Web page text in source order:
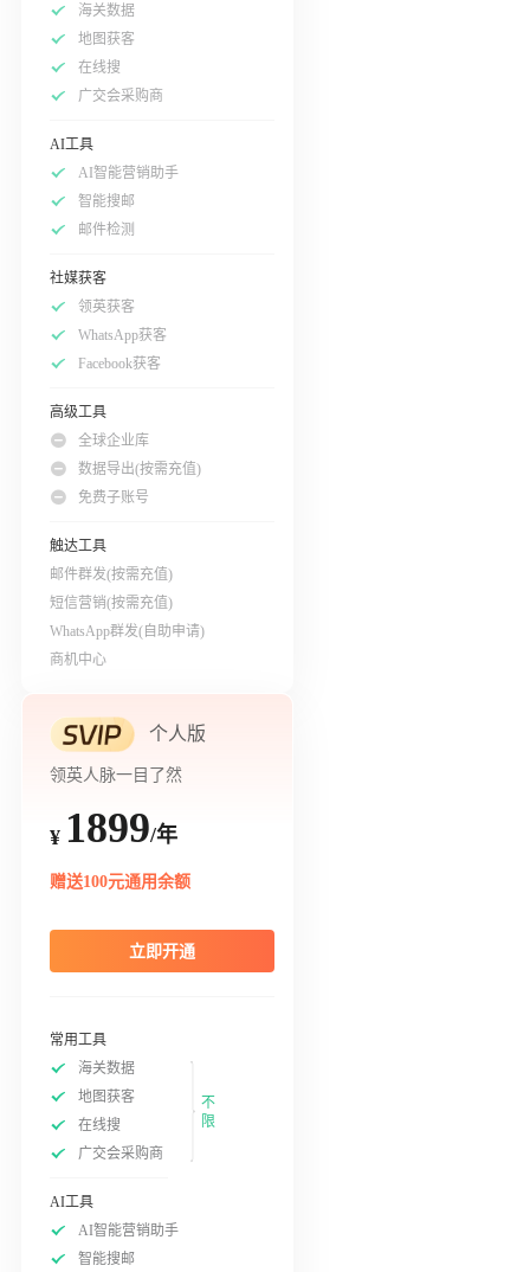
海关数据
地图获客
在线搜
广交会采购商
AI工具
AI智能营销助手
智能搜邮
邮件检测
社媒获客
领英获客
WhatsApp获客
Facebook获客
高级工具
全球企业库
数据导出(按需充值)
免费子账号
触达工具
邮件群发(按需充值)
短信营销(按需充值)
WhatsApp群发(自助申请)
商机中心
个人版
领英人脉一目了然
¥ 1899/年
赠送100元通用余额
立即开通
常用工具
海关数据
地图获客
在线搜
广交会采购商
不
限
AI工具
AI智能营销助手
智能搜邮